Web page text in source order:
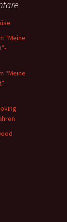
“Meine
“Meine